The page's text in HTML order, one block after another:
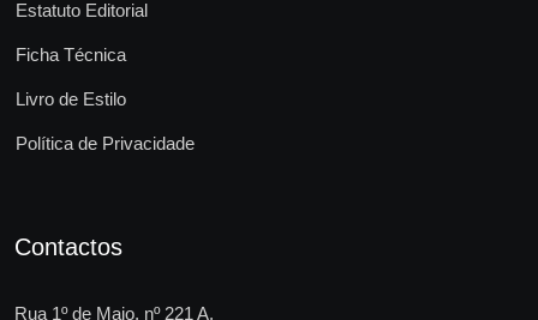
Estatuto Editorial
Ficha Técnica
Livro de Estilo
Política de Privacidade
Contactos
Rua 1º de Maio, nº 221 A,